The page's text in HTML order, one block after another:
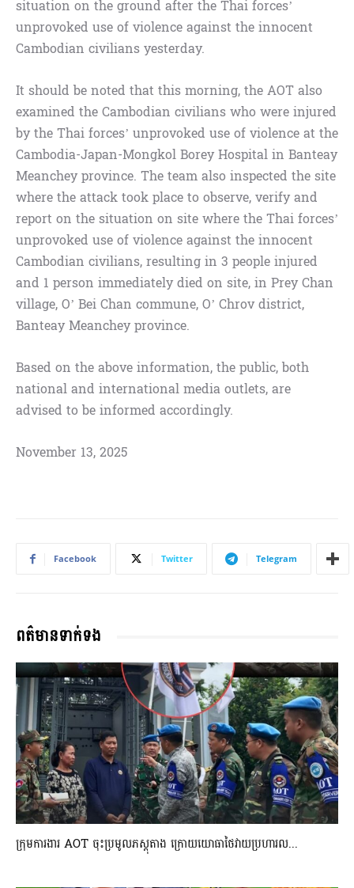
situation on the ground after the Thai forces’
unprovoked use of violence against the innocent
Cambodian civilians yesterday.
It should be noted that this morning, the AOT also
examined the Cambodian civilians who were injured
by the Thai forces’ unprovoked use of violence at the
Cambodia-Japan-Mongkol Borey Hospital in Banteay
Meanchey province. The team also inspected the site
where the attack took place to observe, verify and
report on the situation on site where the Thai forces’
unprovoked use of violence against the innocent
Cambodian civilians, resulting in 3 people injured
and 1 person immediately died on site, in Prey Chan
village, O’ Bei Chan commune, O’ Chrov district,
Banteay Meanchey province.
Based on the above information, the public, both
national and international media outlets, are
advised to be informed accordingly.
November 13, 2025
Facebook Twitter Telegram
ពត៌មានទាក់ទង
ក្រុមការងារ AOT ចុះប្រមូលភស្តុតាង ក្រោយយោធាថៃវាយប្រហារល...